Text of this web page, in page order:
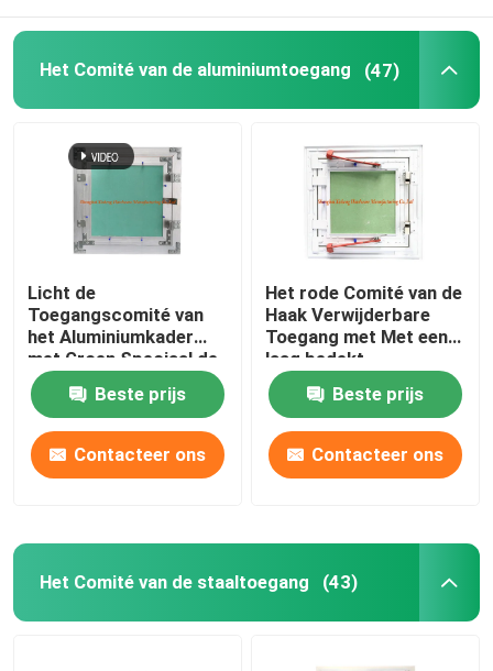
Het Comité van de aluminiumtoegang (47)
Licht de
Toegangscomité van
het Aluminiumkader
met Groen Speciaal de
Duwslot van de
Gipsplaat Laag Hoogte
Beste prijs
Contacteer ons
Het rode Comité van de
Haak Verwijderbare
Toegang met Met een
laag bedekt
Verbindings Wit
Poeder Beste prijs
Contacteer ons
Het Comité van de staaltoegang (43)